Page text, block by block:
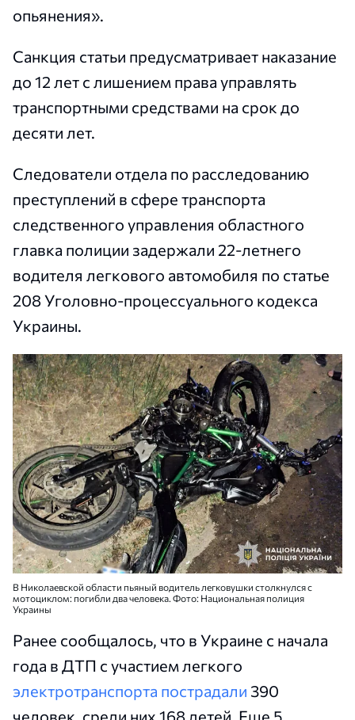
опьянения».
Санкция статьи предусматривает наказание
до 12 лет с лишением права управлять
транспортными средствами на срок до
десяти лет.
Следователи отдела по расследованию
преступлений в сфере транспорта
следственного управления областного
главка полиции задержали 22-летнего
водителя легкового автомобиля по статье
208 Уголовно-процессуального кодекса
Украины.
В Николаевской области пьяный водитель легковушки столкнулся с
мотоциклом: погибли два человека. Фото: Национальная полиция
Украины
Ранее сообщалось, что в Украине с начала
года в ДТП с участием легкого
электротранспорта пострадали 390
человек, среди них 168 детей. Еще 5